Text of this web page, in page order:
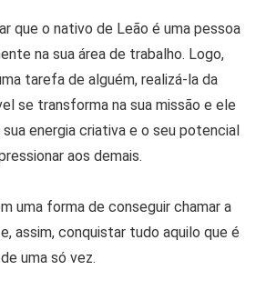
que o nativo de Leão é uma pessoa
na sua área de trabalho. Logo,
tarefa de alguém, realizá-la da
se transforma na sua missão e ele
energia criativa e o seu potencial
aos demais.
uma forma de conseguir chamar a
assim, conquistar tudo aquilo que é
uma só vez.